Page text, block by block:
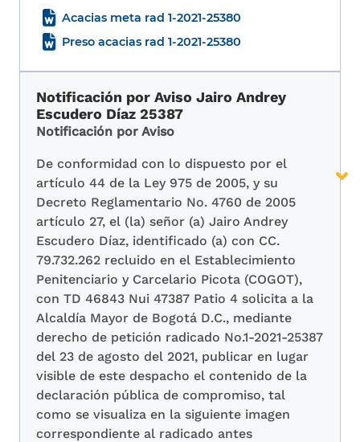
Acacias meta rad 1-2021-25380
Preso acacias rad 1-2021-25380
Notificación por Aviso Jairo Andrey
Escudero Díaz 25387
Notificación por Aviso
De conformidad con lo dispuesto por el
artículo 44 de la Ley 975 de 2005, y su
Decreto Reglamentario No. 4760 de 2005
artículo 27, el (la) señor (a) Jairo Andrey
Escudero Díaz, identificado (a) con CC.
79.732.262 recluido en el Establecimiento
Penitenciario y Carcelario Picota (COGOT),
con TD 46843 Nui 47387 Patio 4 solicita a la
Alcaldía Mayor de Bogotá D.C., mediante
derecho de petición radicado No.1-2021-25387
del 23 de agosto del 2021, publicar en lugar
visible de este despacho el contenido de la
declaración pública de compromiso, tal
como se visualiza en la siguiente imagen
correspondiente al radicado antes